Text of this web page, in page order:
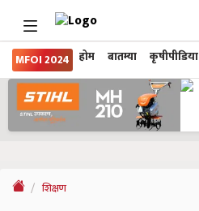
MFOI 2024 होम बातम्या कृषीपीडिया
शिक्षण